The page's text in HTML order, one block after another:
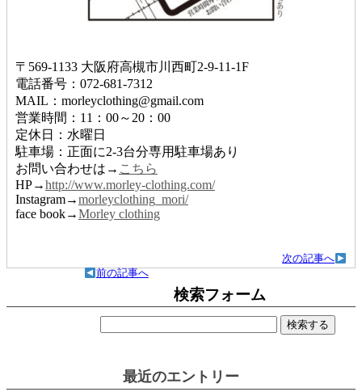
〒569-1133 大阪府高槻市川西町2-9-11-1F
電話番号：072-681-7312
MAIL：morleyclothing@gmail.com
営業時間：11：00～20：00
定休日：水曜日
駐車場：正面に2-3台分専用駐車場あり
お問い合わせは→ こちら
HP→http://www.morley-clothing.com/
Instagram→morleyclothing_mori/
face book→Morley clothing
次の記事へ
前の記事へ
検索フォーム
最近のエントリー